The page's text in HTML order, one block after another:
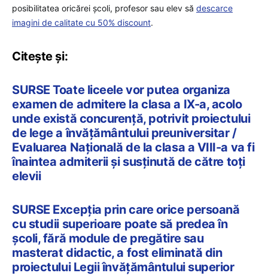
posibilitatea oricărei școli, profesor sau elev să descarce
imagini de calitate cu 50% discount.
Citește și:
SURSE Toate liceele vor putea organiza
examen de admitere la clasa a IX-a, acolo
unde există concurență, potrivit proiectului
de lege a învățământului preuniversitar /
Evaluarea Națională de la clasa a VIII-a va fi
înaintea admiterii și susținută de către toți
elevii
SURSE Excepția prin care orice persoană
cu studii superioare poate să predea în
școli, fără module de pregătire sau
masterat didactic, a fost eliminată din
proiectului Legii învățământului superior